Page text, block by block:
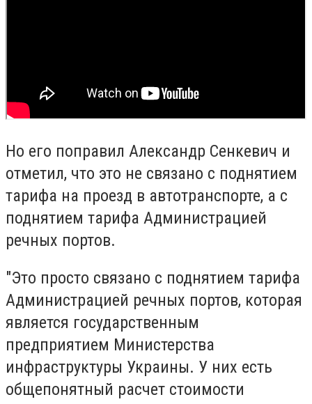
Но его поправил Александр Сенкевич и
отметил, что это не связано с поднятием
тарифа на проезд в автотранспорте, а с
поднятием тарифа Администрацией
речных портов.
"Это просто связано с поднятием тарифа
Администрацией речных портов, которая
является государственным
предприятием Министерства
инфраструктуры Украины. У них есть
общепонятный расчет стоимости